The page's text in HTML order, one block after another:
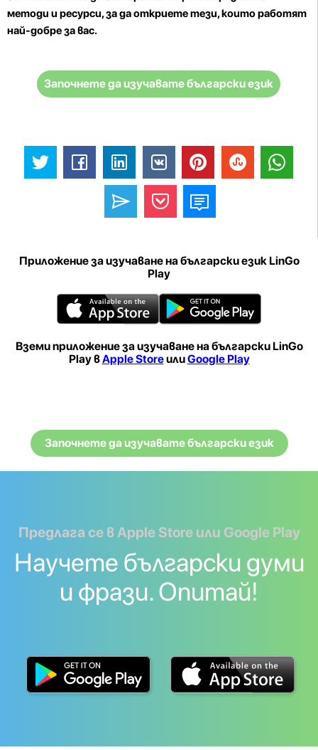
методи и ресурси, за да откриете тези, които работят
най-добре за вас.
Започнете да изучавате български език
Приложение за изучаване на български език LinGo
Play
Вземи приложение за изучаване на български LinGo
Play вApple StoreилиGoogle Play
Започнете да изучавате български език
Предлага се в Apple Store или Google Play
Научете български думи
и фрази. Опитай!